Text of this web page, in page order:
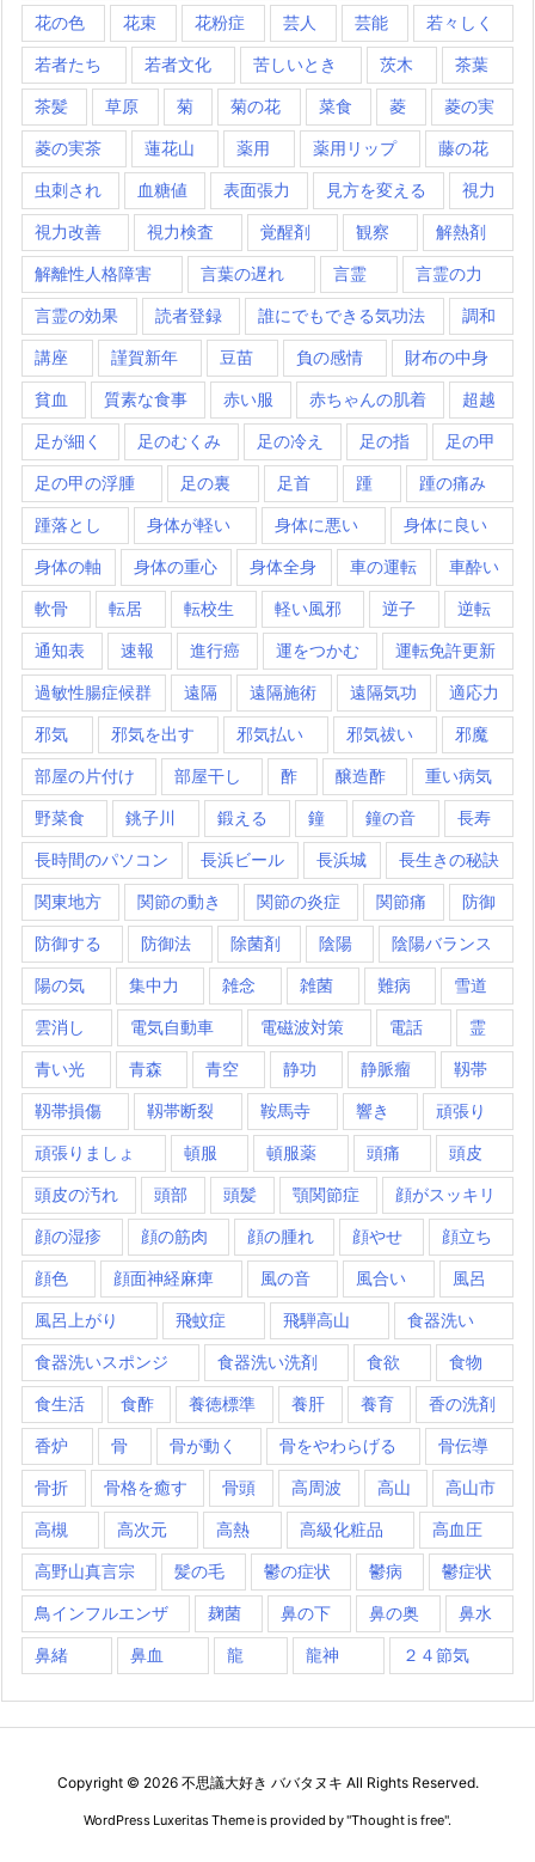
花の色 花束 花粉症 芸人 芸能 若々しく
若者たち 若者文化 苦しいとき 茨木 茶葉
茶髪 草原 菊 菊の花 菜食 菱 菱の実
菱の実茶 蓮花山 薬用 薬用リップ 藤の花
虫刺され 血糖値 表面張力 見方を変える 視力
視力改善 視力検査 覚醒剤 観察 解熱剤
解離性人格障害 言葉の遅れ 言霊 言霊の力
言霊の効果 読者登録 誰にでもできる気功法 調和
講座 謹賀新年 豆苗 負の感情 財布の中身
貧血 質素な食事 赤い服 赤ちゃんの肌着 超越
足が細く 足のむくみ 足の冷え 足の指 足の甲
足の甲の浮腫 足の裏 足首 踵 踵の痛み
踵落とし 身体が軽い 身体に悪い 身体に良い
身体の軸 身体の重心 身体全身 車の運転 車酔い
軟骨 転居 転校生 軽い風邪 逆子 逆転
通知表 速報 進行癌 運をつかむ 運転免許更新
過敏性腸症候群 遠隔 遠隔施術 遠隔気功 適応力
邪気 邪気を出す 邪気払い 邪気祓い 邪魔
部屋の片付け 部屋干し 酢 醸造酢 重い病気
野菜食 銚子川 鍛える 鐘 鐘の音 長寿
長時間のパソコン 長浜ビール 長浜城 長生きの秘訣
関東地方 関節の動き 関節の炎症 関節痛 防御
防御する 防御法 除菌剤 陰陽 陰陽バランス
陽の気 集中力 雑念 雑菌 難病 雪道
雲消し 電気自動車 電磁波対策 電話 霊
青い光 青森 青空 静功 静脈瘤 靱帯
靱帯損傷 靱帯断裂 鞍馬寺 響き 頑張り
頑張りましょ 頓服 頓服薬 頭痛 頭皮
頭皮の汚れ 頭部 頭髪 顎関節症 顔がスッキリ
顔の湿疹 顔の筋肉 顔の腫れ 顔やせ 顔立ち
顔色 顔面神経麻痺 風の音 風合い 風呂
風呂上がり 飛蚊症 飛騨高山 食器洗い
食器洗いスポンジ 食器洗い洗剤 食欲 食物
食生活 食酢 養徳標準 養肝 養育 香の洗剤
香炉 骨 骨が動く 骨をやわらげる 骨伝導
骨折 骨格を癒す 骨頭 高周波 高山 高山市
高槻 高次元 高熱 高級化粧品 高血圧
高野山真言宗 髪の毛 鬱の症状 鬱病 鬱症状
鳥インフルエンザ 麹菌 鼻の下 鼻の奥 鼻水
鼻緒 鼻血 龍 龍神 ２４節気
Copyright © 2026 不思議大好き ババタヌキ All Rights Reserved.
WordPress Luxeritas Theme is provided by "Thought is free".